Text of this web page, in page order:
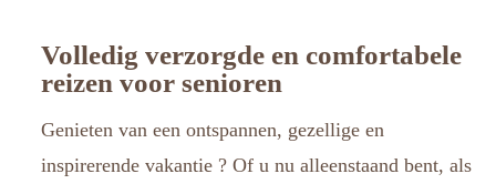
Volledig verzorgde en comfortabele
reizen voor senioren
Genieten van een ontspannen, gezellige en
inspirerende vakantie ? Of u nu alleenstaand bent, als